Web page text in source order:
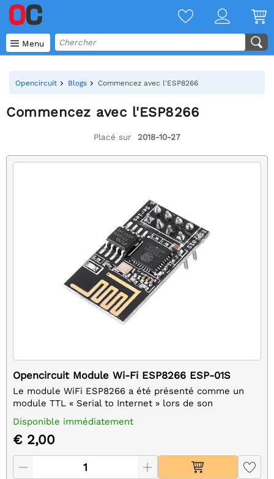
 Menu
Opencircuit Blogs Commencez avec l'ESP8266
Commencez avec l'ESP8266
Placé sur 2018-10-27
Opencircuit Module Wi-Fi ESP8266 ESP-01S
Le module WiFi ESP8266 a été présenté comme un
module TTL « Serial to Internet » lors de son
introduction. Utile pour connecter les cartes Arduino à
Internet.
Disponible immédiatement
€ 2,00